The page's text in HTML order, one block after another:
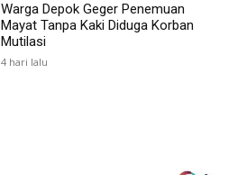
Warga Depok Geger Penemuan
Mayat Tanpa Kaki Diduga Korban
Mutilasi
4 hari lalu